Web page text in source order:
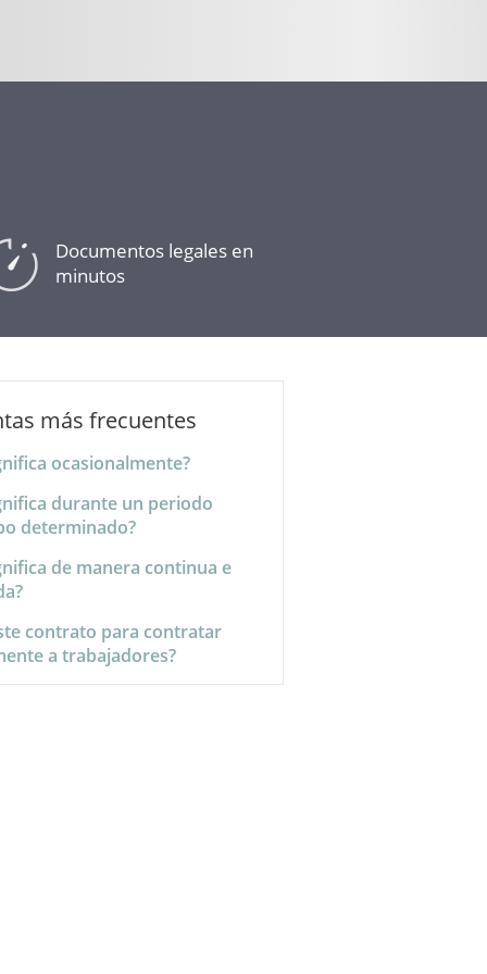
Documentos legales en
minutos
más frecuentes
ocasionalmente?
durante un periodo
determinado?
de manera continua e
contrato para contratar
a trabajadores?